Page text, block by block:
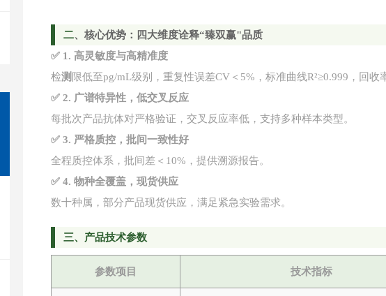
二、核心优势：四大维度诠释“臻双赢"品质
✅ 1. 高灵敏度与高精准度
检测 限低至pg/mL级别，重复性误差CV＜5%，标准曲线R²≥0.999，回收
✅ 2. 广谱特异性，低交叉反应
每批次产品抗体对严格验证，交叉反应率低，支持多种样本类型。
✅ 3. 严格质控，批间一致性好
全程质控体系，批间差＜ 10%，提供溯源报告。
✅ 4. 物种全覆盖，现货供应
数十种属，部分产品现货供应，满足紧急实验需求。
三、产品技术参数
参数项目 技术指标